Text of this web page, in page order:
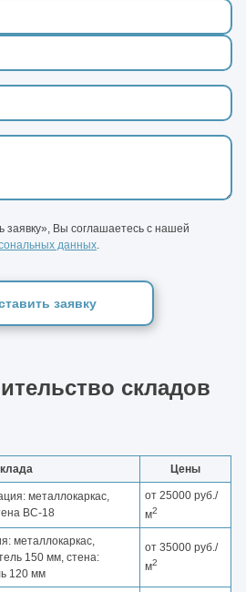
заявку», Вы соглашаетесь с нашей
данных
заявку
складов
Цены
металлокаркас,
ВС-18
от 25000 руб./
м2
металлокаркас,
150 мм, стена:
120 мм
от 35000 руб./
м2